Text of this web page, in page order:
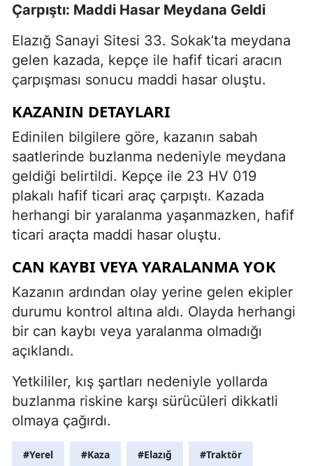
Çarpıştı: Maddi Hasar Meydana Geldi
Elazığ Sanayi Sitesi 33. Sokak’ta meydana
gelen kazada, kepçe ile hafif ticari aracın
çarpışması sonucu maddi hasar oluştu.
KAZANIN DETAYLARI
Edinilen bilgilere göre, kazanın sabah
saatlerinde buzlanma nedeniyle meydana
geldiği belirtildi. Kepçe ile 23 HV 019
plakalı hafif ticari araç çarpıştı. Kazada
herhangi bir yaralanma yaşanmazken, hafif
ticari araçta maddi hasar oluştu.
CAN KAYBI VEYA YARALANMA YOK
Kazanın ardından olay yerine gelen ekipler
durumu kontrol altına aldı. Olayda herhangi
bir can kaybı veya yaralanma olmadığı
açıklandı.
Yetkililer, kış şartları nedeniyle yollarda
buzlanma riskine karşı sürücüleri dikkatli
olmaya çağırdı.
#Yerel #Kaza #Elazığ #Traktör